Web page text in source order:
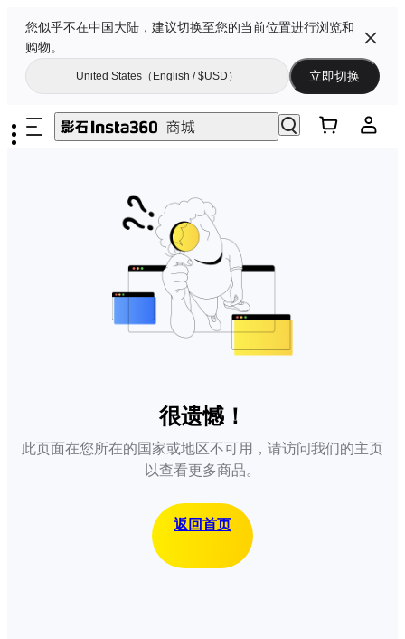
您似乎不在中国大陆，建议切换至您的当前位置进行浏览和
购物。
United States（English / $USD） 立即切换
很遗憾！
此页面在您所在的国家或地区不可用，请访问我们的主页
以查看更多商品。
返回首页